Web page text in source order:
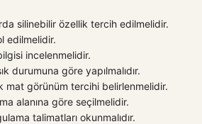
silinebilir özellik tercih edilmelidir.
edilmelidir.
incelenmelidir.
durumuna göre yapılmalıdır.
mat görünüm tercihi belirlenmelidir.
alanına göre seçilmelidir.
talimatları okunmalıdır.